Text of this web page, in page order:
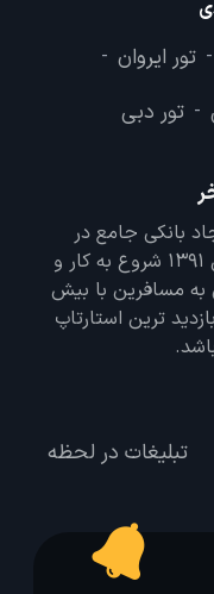
- تور ایروان -
- تور دبی
بانکی جامع در
تمامی زمینه های گردشگری در سال 1391 شروع به کار و
دهی به مسافرین با بیش
ترین استارتاپ
تبلیغات در لحظه